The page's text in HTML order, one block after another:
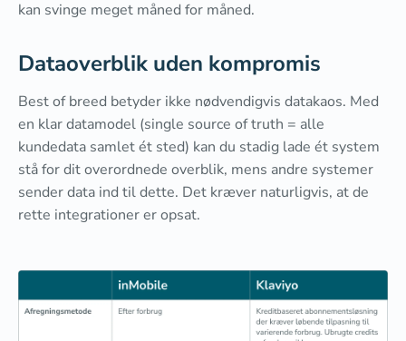
kan svinge meget måned for måned.
Dataoverblik uden kompromis
Best of breed betyder ikke nødvendigvis datakaos. Med
en klar datamodel (single source of truth = alle
kundedata samlet ét sted) kan du stadig lade ét system
stå for dit overordnede overblik, mens andre systemer
sender data ind til dette. Det kræver naturligvis, at de
rette integrationer er opsat.